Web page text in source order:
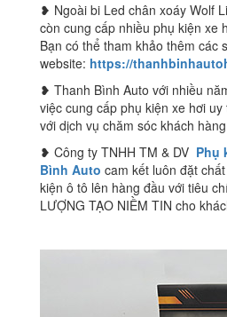
❥ Ngoài bi Led chân xoáy Wolf
còn cung cấp nhiều phụ kiện xe
Bạn có thể tham khảo thêm các
website: https://
❥ Thanh Bình Auto với nhiều
việc cung cấp phụ kiện xe hơi
với dịch vụ chăm sóc khách
❥ Công ty TNHH TM & DV Phụ
Bình Auto cam kết luôn đặt
kiện ô tô lên hàng đầu với tiêu
LƯỢNG TẠO NIỀM TIN cho